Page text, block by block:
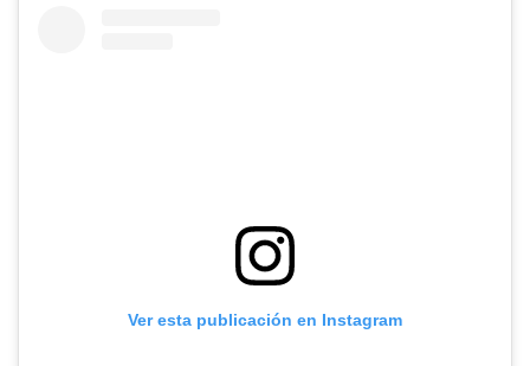
Ver esta publicación en Instagram